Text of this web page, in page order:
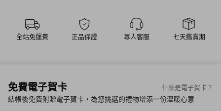
全站免運費 正品保證 專人客服 七天鑑賞期
免費電子賀卡 什麼是電子賀卡？
結帳後免費附贈電子賀卡，為您挑選的禮物增添一份溫暖心意